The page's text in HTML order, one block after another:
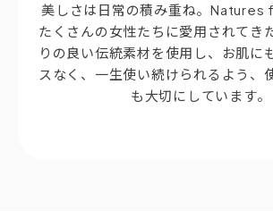
美しさは日常の積み重ね。Natures
たくさんの女性たちに愛用されてき
りの良い伝統素材を使用し、お肌に
スなく、一生使い続けられるよう、
も大切にしています。